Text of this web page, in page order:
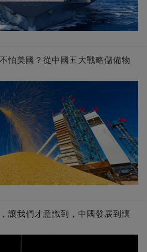
怕美國？從中國五大戰略儲備物
讓我們才意識到，中國發展到讓